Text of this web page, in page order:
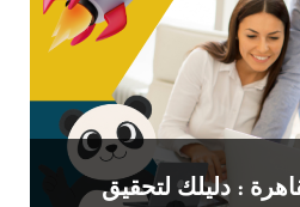
: دليلك لتحقيق